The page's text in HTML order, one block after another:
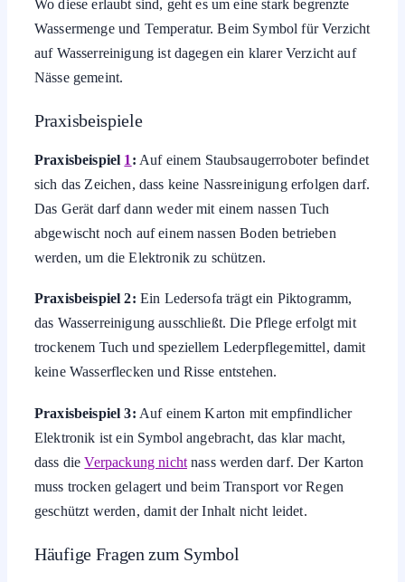
Wo diese erlaubt sind, geht es um eine stark begrenzte
Wassermenge und Temperatur. Beim Symbol für Verzicht
auf Wasserreinigung ist dagegen ein klarer Verzicht auf
Nässe gemeint.
Praxisbeispiele
Praxisbeispiel 1 : Auf einem Staubsaugerroboter befindet
sich das Zeichen, dass keine Nassreinigung erfolgen darf.
Das Gerät darf dann weder mit einem nassen Tuch
abgewischt noch auf einem nassen Boden betrieben
werden, um die Elektronik zu schützen.
Praxisbeispiel 2: Ein Ledersofa trägt ein Piktogramm,
das Wasserreinigung ausschließt. Die Pflege erfolgt mit
trockenem Tuch und speziellem Lederpflegemittel, damit
keine Wasserflecken und Risse entstehen.
Praxisbeispiel 3: Auf einem Karton mit empfindlicher
Elektronik ist ein Symbol angebracht, das klar macht,
dass dieVerpackung nicht nass werden darf. Der Karton
muss trocken gelagert und beim Transport vor Regen
geschützt werden, damit der Inhalt nicht leidet.
Häufige Fragen zum Symbol